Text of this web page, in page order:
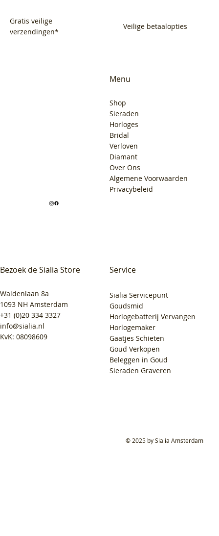
Gratis veilige
verzendingen*
Veilige betaalopties
Bezoek de Sialia Store
Waldenlaan 8a
1093 NH Amsterdam
+31 (0)20 334 3327
info@sialia.nl
KvK: 08098609
Menu
Shop
Sieraden
Horloges
Bridal
Verloven
Diamant
Over Ons
Algemene Voorwaarden
Privacybeleid
Service
Sialia Servicepunt
Goudsmid
Horlogebatterij Vervangen
Horlogemaker
Gaatjes Schieten
Goud Verkopen
Beleggen in Goud
Sieraden Graveren
© 2025 by Sialia Amsterdam